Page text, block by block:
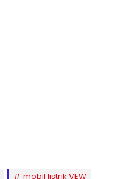
mobil listrik VEW